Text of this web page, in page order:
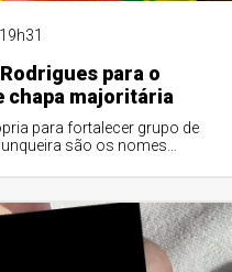
para o
chapa majoritária
para fortalecer grupo de
são os nomes